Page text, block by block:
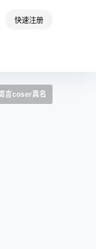
快速注册
言coser真名